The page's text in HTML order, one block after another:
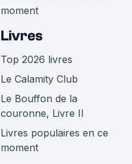
moment
Livres
Top 2026 livres
Le Calamity Club
Le Bouffon de la
couronne, Livre II
Livres populaires en ce
moment